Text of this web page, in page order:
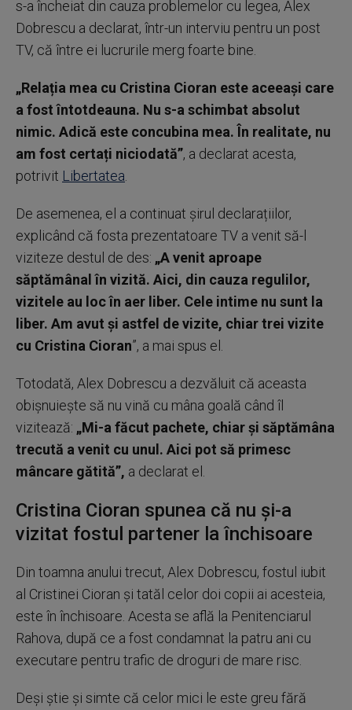
s-a încheiat din cauza problemelor cu legea, Alex
Dobrescu a declarat, într-un interviu pentru un post
TV, că între ei lucrurile merg foarte bine.
„Relația mea cu Cristina Cioran este aceeași care
a fost întotdeauna. Nu s-a schimbat absolut
nimic. Adică este concubina mea. În realitate, nu
am fost certați niciodată”, a declarat acesta,
potrivit Libertatea
De asemenea, el a continuat șirul declarațiilor,
explicând că fosta prezentatoare TV a venit să-l
viziteze destul de des: „A venit aproape
săptămânal în vizită. Aici, din cauza regulilor,
vizitele au loc în aer liber. Cele intime nu sunt la
liber. Am avut și astfel de vizite, chiar trei vizite
cu Cristina Cioran”, a mai spus el.
Totodată, Alex Dobrescu a dezvăluit că aceasta
obișnuiește să nu vină cu mâna goală când îl
vizitează: „Mi-a făcut pachete, chiar și săptămâna
trecută a venit cu unul. Aici pot să primesc
mâncare gătită”, a declarat el.
Cristina Cioran spunea că nu și-a
vizitat fostul partener la închisoare
Din toamna anului trecut, Alex Dobrescu, fostul iubit
al Cristinei Cioran și tatăl celor doi copii ai acesteia,
este în închisoare. Acesta se află la Penitenciarul
Rahova, după ce a fost condamnat la patru ani cu
executare pentru trafic de droguri de mare risc.
Deși știe și simte că celor mici le este greu fără